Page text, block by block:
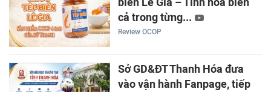
cả trong từng...
Review OCOP
Sở GD&ĐT Thanh Hóa đưa
vào vận hành Fanpage, tiếp